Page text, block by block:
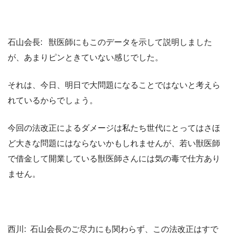
石山会長: 獣医師にもこのデータを示して説明しました
が、あまりピンときていない感じでした。
それは、今日、明日で大問題になることではないと考えら
れているからでしょう。
今回の法改正によるダメージは私たち世代にとってはさほ
ど大きな問題にはならないかもしれませんが、若い獣医師
で借金して開業している獣医師さんには気の毒で仕方あり
ません。
西川: 石山会長のご尽力にも関わらず、この法改正はすで